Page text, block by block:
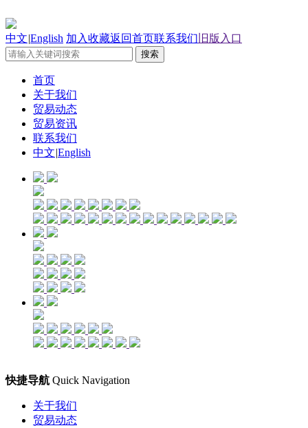
中文|English 加入收藏返回首页联系我们 旧版入口
首页
关于我们
贸易动态
贸易资讯
联系我们
中文|English
快捷导航 Quick Navigation
关于我们
贸易动态